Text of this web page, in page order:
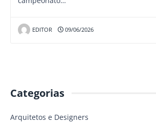
EDITOR 09/06/2026
Categorias
Arquitetos e Designers